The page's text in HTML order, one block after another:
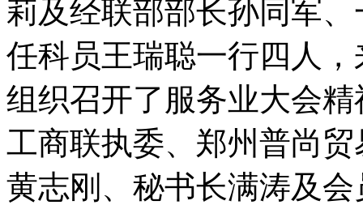
莉及经联部部长孙同军
任科员王瑞聪一行四人
组织召开了服务业大会
工商联执委、郑州普尚
黄志刚、秘书长满涛及